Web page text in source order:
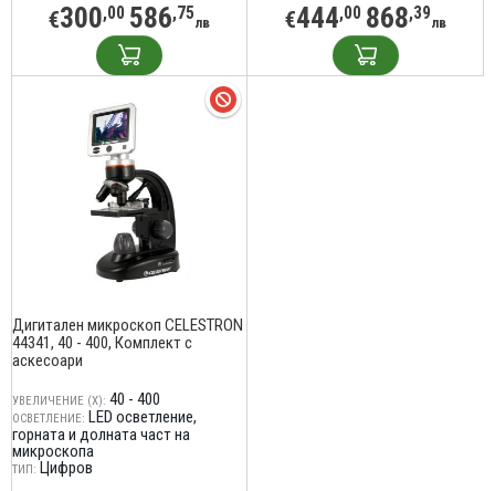
€300,00 586,75лв €444,00 868,39лв
Дигитален микроскоп CELESTRON
44341, 40 - 400, Комплект с
аскесоари
УВЕЛИЧЕНИЕ (X): 40 - 400
ОСВЕТЛЕНИЕ: LED осветление,
горната и долната част на
микроскопа
ТИП: Цифров